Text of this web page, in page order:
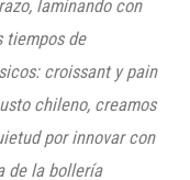
laminando con
tiempos de
croissant y pain
chileno, creamos
por innovar con
de la bollería